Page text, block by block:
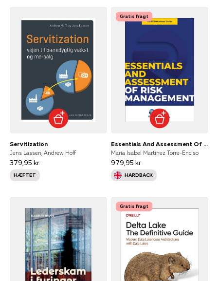
Servitization
Jens Lassen, Andrew Hoff
379,95 kr
HÆFTET
Gratis fragt
Essentials And Assessment Of Risk Management
Maria Isabel Martinez Torre-Enciso
979,95 kr
HARDBACK
Gratis fragt